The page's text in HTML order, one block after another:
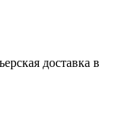
доставка в